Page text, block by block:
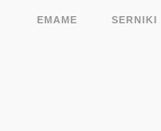
EMAME SERNIKI